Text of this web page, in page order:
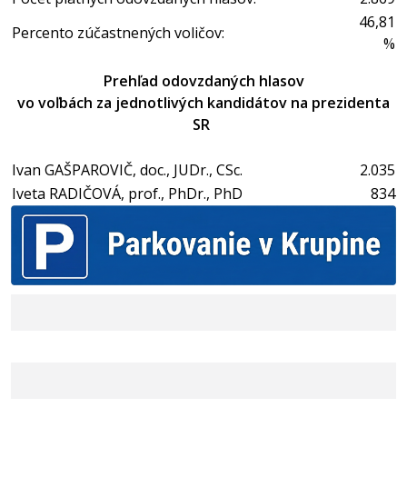
Percento zúčastnených voličov:
46,81
%
Prehľad odovzdaných hlasov
vo voľbách za jednotlivých kandidátov na prezidenta
SR
Ivan GAŠPAROVIČ, doc., JUDr., CSc.
2.035
Iveta RADIČOVÁ, prof., PhDr., PhD
834